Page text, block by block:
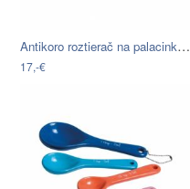
Antikoro roztierač na palacinkové cesto…
17,-€